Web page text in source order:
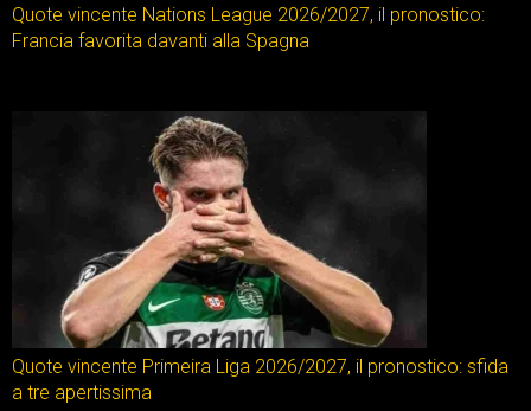
Quote vincente Nations League 2026/2027, il pronostico:
Francia favorita davanti alla Spagna
Quote vincente Primeira Liga 2026/2027, il pronostico: sfida
a tre apertissima